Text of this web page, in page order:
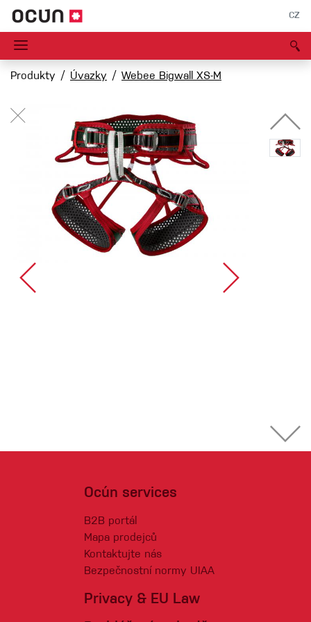
CZ
Produkty Úvazky Webee Bigwall XS-M
Ocún services
B2B portál
Mapa prodejců
Kontaktujte nás
Bezpečnostní normy UIAA
Privacy & EU Law